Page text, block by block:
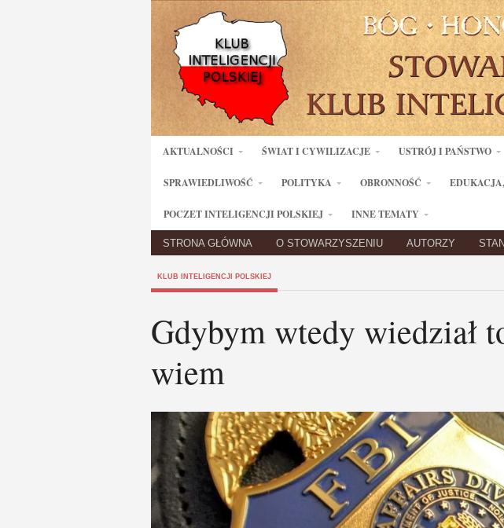
AKTUALNOŚCI ŚWIAT I CYWILIZACJE USTRÓJ I PAŃSTWO
SPRAWIEDLIWOŚĆ POLITYKA OBRONNOŚĆ
POCZET INTELIGENCJI POLSKIEJ INNE TEMATY
STRONA GŁÓWNA O STOWARZYSZENIU AUTORZY
KLUB INTELIGENCJI POLSKIEJ
Gdybym wtedy wiedział
wiem